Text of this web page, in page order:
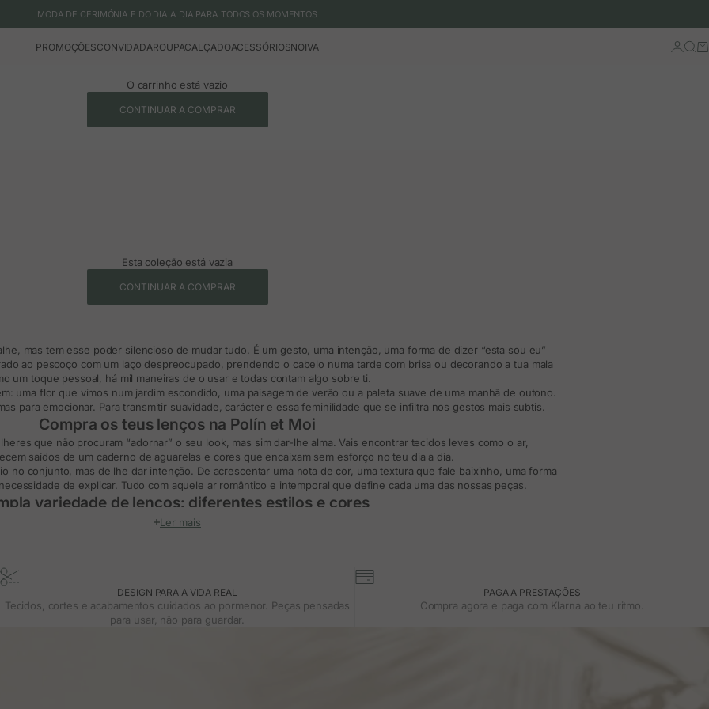
MODA DE CERIMÓNIA E DO DIA A DIA PARA TODOS OS MOMENTOS
PROMOÇÕESCONVIDADAROUPACALÇADOACESSÓRIOSNOIVA Iniciar
O carrinho está vazio
CONTINUAR A COMPRAR
Esta coleção está vazia
CONTINUAR A COMPRAR
mas tem esse poder silencioso de mudar tudo. É um gesto, uma intenção, uma forma de dizer “esta sou eu”
ao pescoço com um laço despreocupado, prendendo o cabelo numa tarde com brisa ou decorando a tua mala
um toque pessoal, há mil maneiras de o usar e todas contam algo sobre ti.
uma flor que vimos num jardim escondido, uma paisagem de verão ou a paleta suave de uma manhã de outono.
para emocionar. Para transmitir suavidade, carácter e essa feminilidade que se infiltra nos gestos mais subtis.
Compra os teus lenços na Polín et Moi
que não procuram “adornar” o seu look, mas sim dar-lhe alma. Vais encontrar tecidos leves como o ar,
saídos de um caderno de aguarelas e cores que encaixam sem esforço no teu dia a dia.
no conjunto, mas de lhe dar intenção. De acrescentar uma nota de cor, uma textura que fale baixinho, uma forma
de explicar. Tudo com aquele ar romântico e intemporal que define cada uma das nossas peças.
variedade de lenços: diferentes estilos e cores
estados de espírito. Hoje queres-no no pescoço, amanhã como turbante ou talvez amarrado à tua mala como um
reinventares, para brincares com o teu estilo sem perder a essência.
melhores lenços femininos que podes comprar online
com a tua roupa, mas que te acompanhe, que diga algo sobre ti, estás no lugar certo. Na nossa loja online da
Polín et Moi vais encontrar designs pensados com carinho, com intenção.
Ler mais
DESIGN PARA A VIDA REAL
Tecidos, cortes e acabamentos cuidados ao pormenor. Peças pensadas
para usar, não para guardar.
PAGA A PRESTAÇÕES
Compra agora e paga com Klarna ao teu ritmo.